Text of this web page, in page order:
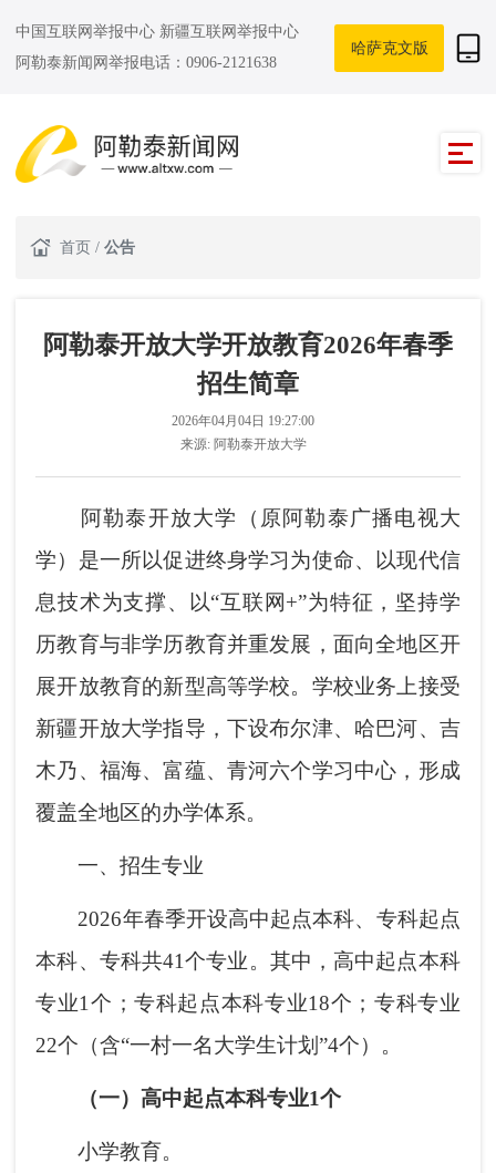
中国互联网举报中心 新疆互联网举报中心
阿勒泰新闻网举报电话：0906-2121638
哈萨克文版
首页 / 公告
阿勒泰开放大学开放教育2026年春季
招生简章
2026年04月04日 19:27:00
来源: 阿勒泰开放大学
阿勒泰开放大学（原阿勒泰广播电视大
学）是一所以促进终身学习为使命、以现代信
息技术为支撑、以“互联网+”为特征，坚持学
历教育与非学历教育并重发展，面向全地区开
展开放教育的新型高等学校。学校业务上接受
新疆开放大学指导，下设布尔津、哈巴河、吉
木乃、福海、富蕴、青河六个学习中心，形成
覆盖全地区的办学体系。
一、招生专业
2026年春季开设高中起点本科、专科起点
本科、专科共41个专业。其中，高中起点本科
专业1个；专科起点本科专业18个；专科专业
22个（含“一村一名大学生计划”4个）。
（一）高中起点本科专业1个
小学教育。